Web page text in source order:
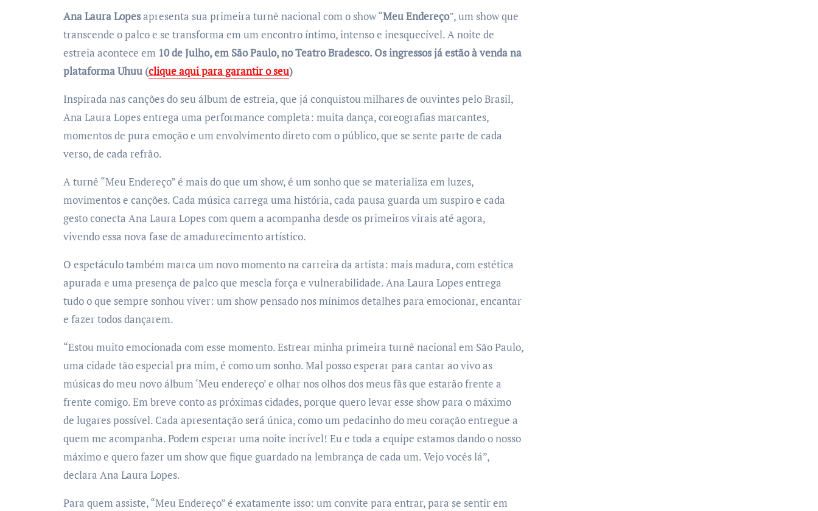
Ana Laura Lopesapresenta sua primeira turnê nacional com o show “Meu Endereço”, um show que
transcende o palco e se transforma em um encontro íntimo, intenso e inesquecível. A noite de
estreia acontece em 10 de Julho, em São Paulo, no Teatro Bradesco. Os ingressos já estão à venda na
plataforma Uhuu (clique aqui para garantir o seu)
Inspirada nas canções do seu álbum de estreia, que já conquistou milhares de ouvintes pelo Brasil,
Ana Laura Lopes entrega uma performance completa: muita dança, coreografias marcantes,
momentos de pura emoção e um envolvimento direto com o público, que se sente parte de cada
verso, de cada refrão.
A turnê “Meu Endereço” é mais do que um show, é um sonho que se materializa em luzes,
movimentos e canções. Cada música carrega uma história, cada pausa guarda um suspiro e cada
gesto conecta Ana Laura Lopes com quem a acompanha desde os primeiros virais até agora,
vivendo essa nova fase de amadurecimento artístico.
O espetáculo também marca um novo momento na carreira da artista: mais madura, com estética
apurada e uma presença de palco que mescla força e vulnerabilidade. Ana Laura Lopes entrega
tudo o que sempre sonhou viver: um show pensado nos mínimos detalhes para emocionar, encantar
e fazer todos dançarem.
“Estou muito emocionada com esse momento. Estrear minha primeira turnê nacional em São Paulo,
uma cidade tão especial pra mim, é como um sonho. Mal posso esperar para cantar ao vivo as
músicas do meu novo álbum ‘Meu endereço’ e olhar nos olhos dos meus fãs que estarão frente a
frente comigo. Em breve conto as próximas cidades, porque quero levar esse show para o máximo
de lugares possível. Cada apresentação será única, como um pedacinho do meu coração entregue a
quem me acompanha. Podem esperar uma noite incrível! Eu e toda a equipe estamos dando o nosso
máximo e quero fazer um show que fique guardado na lembrança de cada um. Vejo vocês lá”,
declara Ana Laura Lopes.
Para quem assiste, “Meu Endereço” é exatamente isso: um convite para entrar, para se sentir em